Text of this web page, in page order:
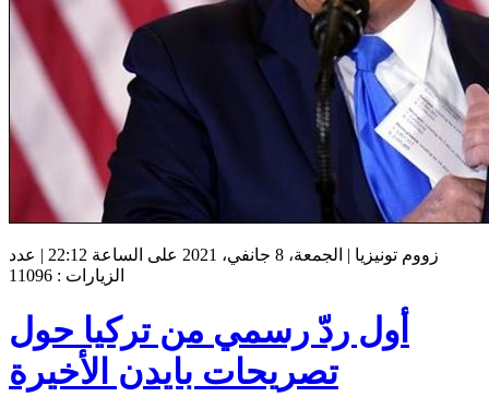
زووم تونيزيا | الجمعة، 8 جانفي، 2021 على الساعة 22:12 | عدد
الزيارات : 11096
أول ردّ رسمي من تركيا حول
تصريحات بايدن الأخيرة